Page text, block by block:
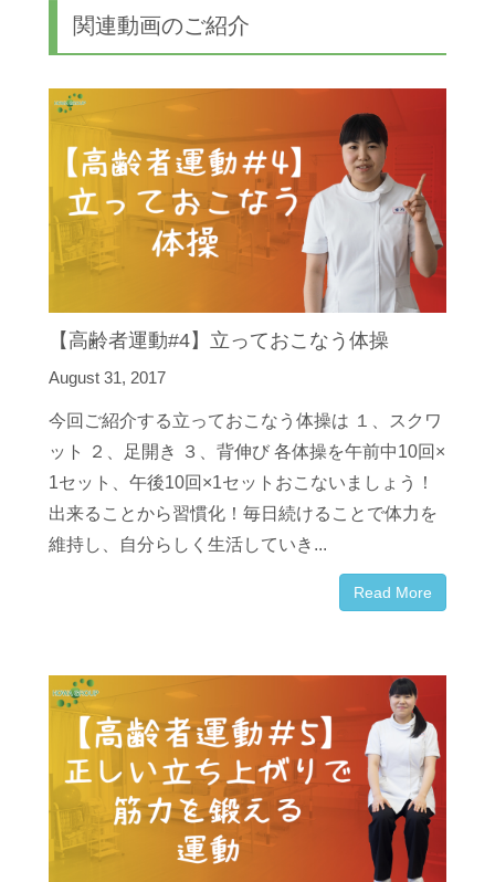
関連動画のご紹介
【高齢者運動#4】立っておこなう体操
August 31, 2017
今回ご紹介する立っておこなう体操は １、スクワ
ット ２、足開き ３、背伸び 各体操を午前中10回×
1セット、午後10回×1セットおこないましょう！
出来ることから習慣化！毎日続けることで体力を
維持し、自分らしく生活していき...
Read More